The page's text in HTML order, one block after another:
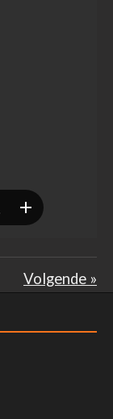
Volgende »